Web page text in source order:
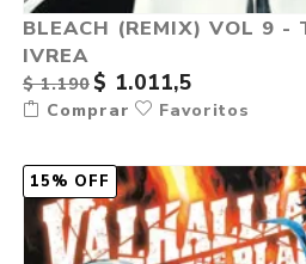
BLEACH (REMIX) VOL 9 -
IVREA
$ 1.190 $ 1.011,5
Comprar Favoritos
15% OFF